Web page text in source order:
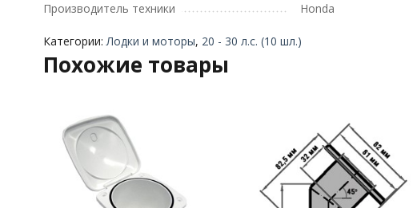
Производитель техники
Honda
Категории:Лодки и моторы, 20 - 30 л.с. (10 шл.)
Похожие товары